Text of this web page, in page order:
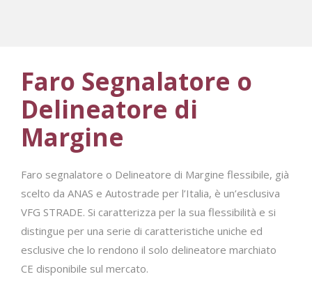
Faro Segnalatore o
Delineatore di
Margine
Faro segnalatore o Delineatore di Margine flessibile, già
scelto da ANAS e Autostrade per l’Italia, è un’esclusiva
VFG STRADE. Si caratterizza per la sua flessibilità e si
distingue per una serie di caratteristiche uniche ed
esclusive che lo rendono il solo delineatore marchiato
CE disponibile sul mercato.